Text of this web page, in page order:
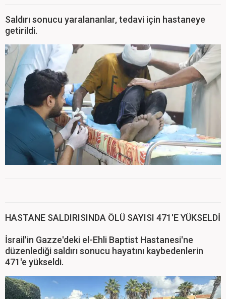
Saldırı sonucu yaralananlar, tedavi için hastaneye
getirildi.
HASTANE SALDIRISINDA ÖLÜ SAYISI 471'E YÜKSELDİ
İsrail'in Gazze'deki el-Ehli Baptist Hastanesi'ne
düzenlediği saldırı sonucu hayatını kaybedenlerin
471'e yükseldi.